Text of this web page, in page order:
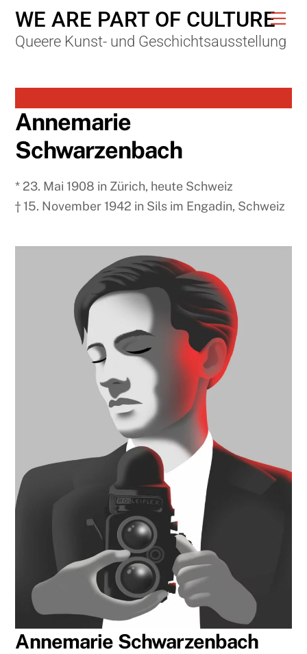
Skip
content
WE ARE PART OF CULTURE
Queere Kunst- und Geschichtsausstellung
Annemarie
Schwarzenbach
* 23. Mai 1908 in Zürich, heute Schweiz
† 15. November 1942 in Sils im Engadin, Schweiz
Annemarie Schwarzenbach